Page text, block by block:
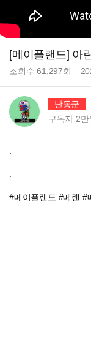
[메이플랜드] 아
조회수61,297회
난동군
구독자 2만
#메이플랜드 #메랜 #